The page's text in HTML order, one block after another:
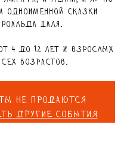
одноименной сказки
Роальда Даля.
4 до 12 лет и взрослых
возрастов.
не продаются
другие события